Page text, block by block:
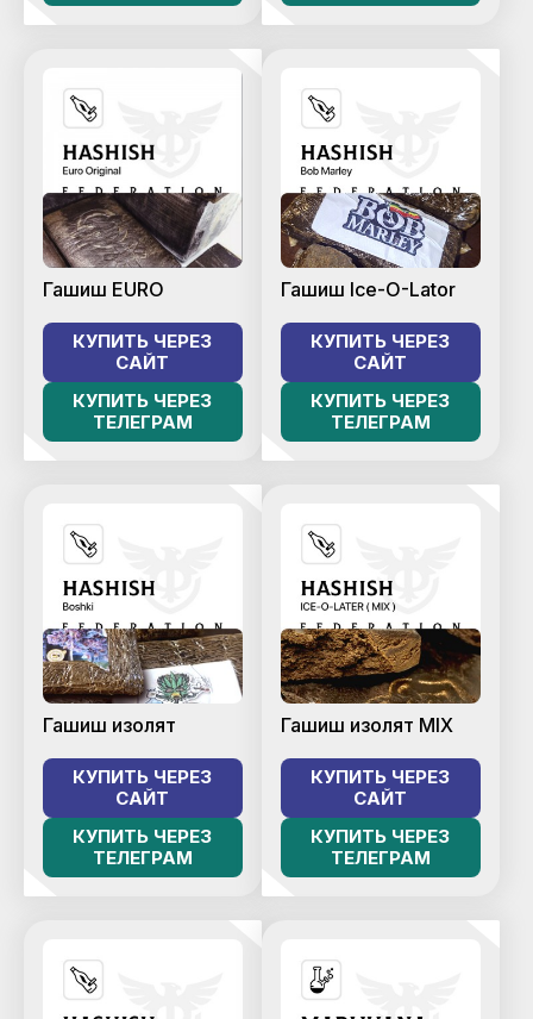
Гашиш EURO
КУПИТЬ ЧЕРЕЗ
САЙТ
КУПИТЬ ЧЕРЕЗ
ТЕЛЕГРАМ
Гашиш Ice-O-Lator
КУПИТЬ ЧЕРЕЗ
САЙТ
КУПИТЬ ЧЕРЕЗ
ТЕЛЕГРАМ
Гашиш изолят
КУПИТЬ ЧЕРЕЗ
САЙТ
КУПИТЬ ЧЕРЕЗ
ТЕЛЕГРАМ
Гашиш изолят MIX
КУПИТЬ ЧЕРЕЗ
САЙТ
КУПИТЬ ЧЕРЕЗ
ТЕЛЕГРАМ